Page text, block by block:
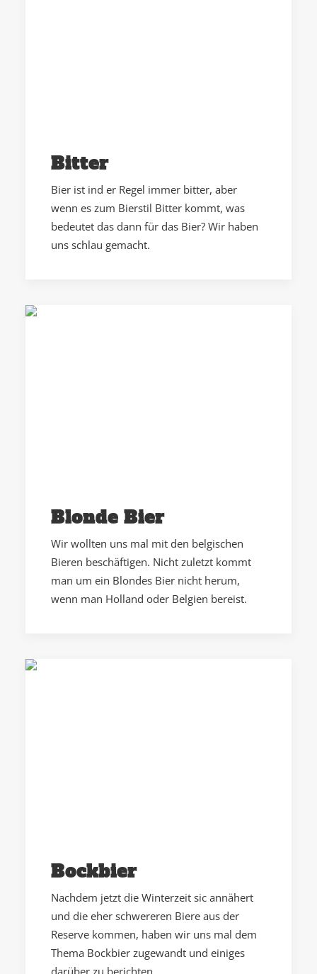
Bitter
Bier ist ind er Regel immer bitter, aber
wenn es zum Bierstil Bitter kommt, was
bedeutet das dann für das Bier? Wir haben
uns schlau gemacht.
Blonde Bier
Wir wollten uns mal mit den belgischen
Bieren beschäftigen. Nicht zuletzt kommt
man um ein Blondes Bier nicht herum,
wenn man Holland oder Belgien bereist.
Bockbier
Nachdem jetzt die Winterzeit sic annähert
und die eher schwereren Biere aus der
Reserve kommen, haben wir uns mal dem
Thema Bockbier zugewandt und einiges
darüber zu berichten.